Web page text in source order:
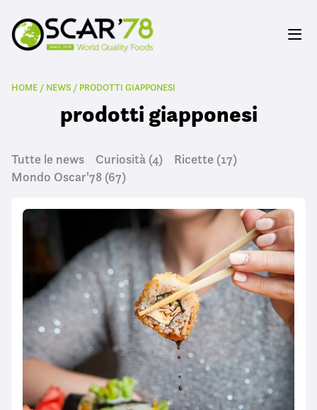
HOME / NEWS / PRODOTTI GIAPPONESI
prodotti giapponesi
Tutte le news Curiosità (4) Ricette (17)
Mondo Oscar'78 (67)